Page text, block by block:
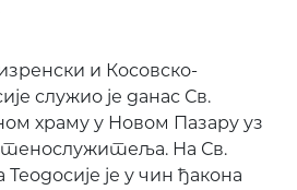
и Косовско-
служио је данас Св.
храму у Новом Пазару уз
На Св.
је у чин ђакона